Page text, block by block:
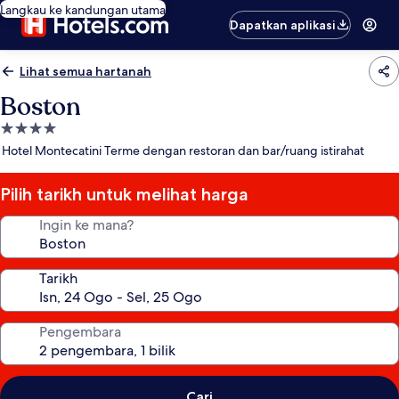
Langkau ke kandungan utama
Dapatkan aplikasi
Lihat semua hartanah
Boston
Hartanah
4.0
Hotel Montecatini Terme dengan restoran dan bar/ruang istirahat
Pilih tarikh untuk melihat harga
Ingin ke mana?
Tarikh
Pengembara